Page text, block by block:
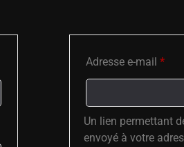
Adresse e-mail *
Un lien permettant
envoyé à votre